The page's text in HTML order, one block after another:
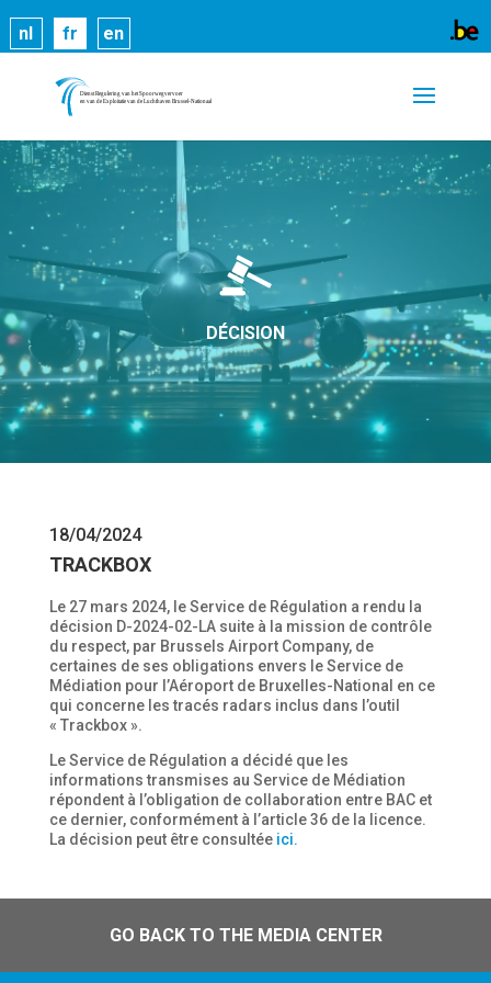
nl fr en
DÉCISION
18/04/2024
TRACKBOX
Le 27 mars 2024, le Service de Régulation a rendu la
décision D-2024-02-LA suite à la mission de contrôle
du respect, par Brussels Airport Company, de
certaines de ses obligations envers le Service de
Médiation pour l’Aéroport de Bruxelles-National en ce
qui concerne les tracés radars inclus dans l’outil
« Trackbox ».
Le Service de Régulation a décidé que les
informations transmises au Service de Médiation
répondent à l’obligation de collaboration entre BAC et
ce dernier, conformément à l’article 36 de la licence.
La décision peut être consultée ici.
GO BACK TO THE MEDIA CENTER
Les cookies nous permettent de vous proposer nos
services plus facilement. En utilisant nos services,
vous nous donnez expressément votre accord pour
exploiter ces cookies.